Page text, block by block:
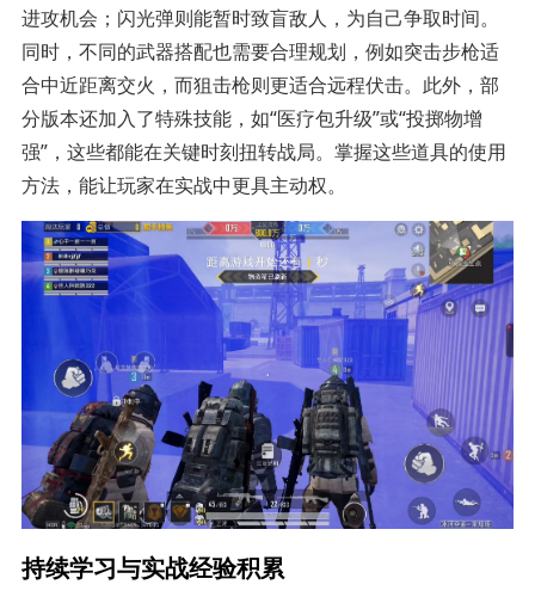
进攻机会；闪光弹则能暂时致盲敌人，为自己争取时间。
同时，不同的武器搭配也需要合理规划，例如突击步枪适
合中近距离交火，而狙击枪则更适合远程伏击。此外，部
分版本还加入了特殊技能，如“医疗包升级”或“投掷物增
强”，这些都能在关键时刻扭转战局。掌握这些道具的使用
方法，能让玩家在实战中更具主动权。
持续学习与实战经验积累